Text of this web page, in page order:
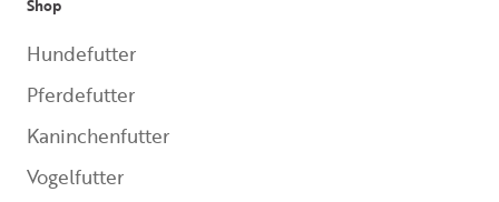
Shop
Hundefutter
Pferdefutter
Kaninchenfutter
Vogelfutter